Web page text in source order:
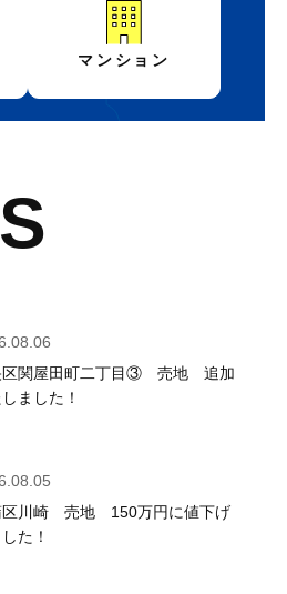
マンション
区関屋田町二丁目③ 売地 追加
ました！
区川崎 売地 150万円に値下げ
た！